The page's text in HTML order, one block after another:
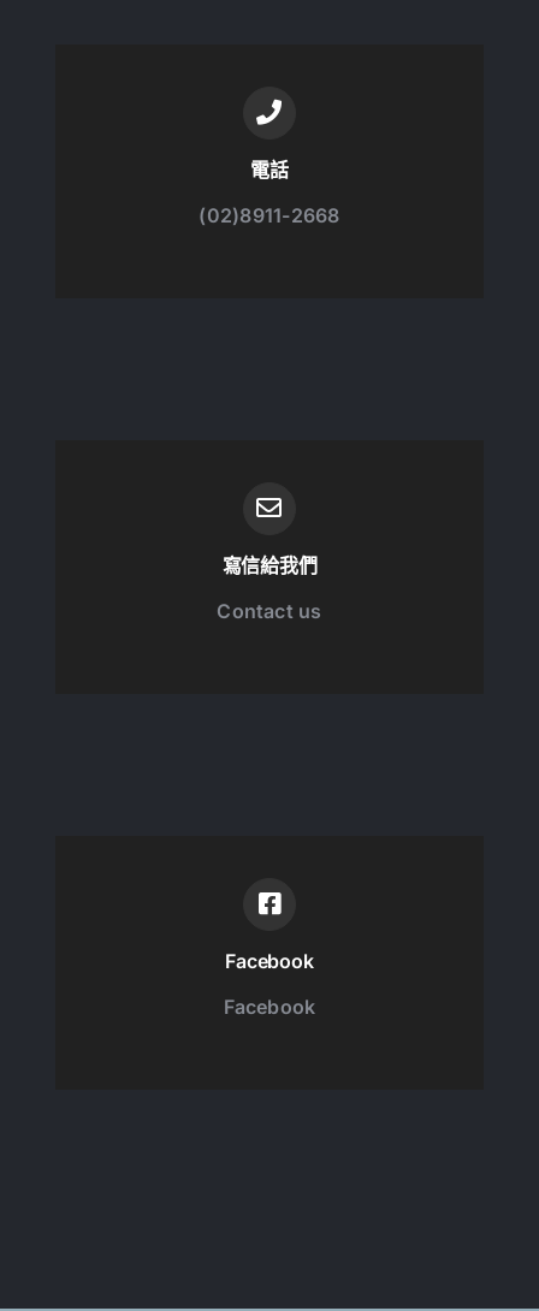
電話
(02)8911-2668
寫信給我們
Contact us
Facebook
Facebook